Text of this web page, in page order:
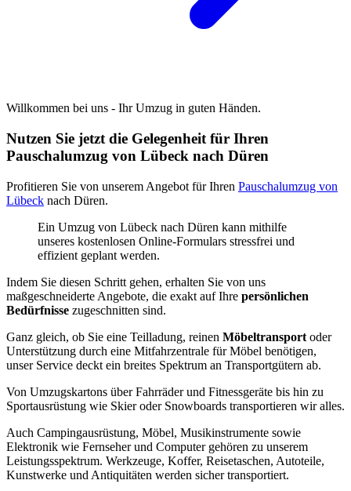
Willkommen bei uns - Ihr Umzug in guten Händen.
Nutzen Sie jetzt die Gelegenheit für Ihren
Pauschalumzug von Lübeck nach Düren
Profitieren Sie von unserem Angebot für Ihren Pauschalumzug von
Lübeck nach Düren.
Ein Umzug von Lübeck nach Düren kann mithilfe
unseres kostenlosen Online-Formulars stressfrei und
effizient geplant werden.
Indem Sie diesen Schritt gehen, erhalten Sie von uns
maßgeschneiderte Angebote, die exakt auf Ihre persönlichen
Bedürfnisse zugeschnitten sind.
Ganz gleich, ob Sie eine Teilladung, reinen Möbeltransport oder
Unterstützung durch eine Mitfahrzentrale für Möbel benötigen,
unser Service deckt ein breites Spektrum an Transportgütern ab.
Von Umzugskartons über Fahrräder und Fitnessgeräte bis hin zu
Sportausrüstung wie Skier oder Snowboards transportieren wir alles.
Auch Campingausrüstung, Möbel, Musikinstrumente sowie
Elektronik wie Fernseher und Computer gehören zu unserem
Leistungsspektrum. Werkzeuge, Koffer, Reisetaschen, Autoteile,
Kunstwerke und Antiquitäten werden sicher transportiert.